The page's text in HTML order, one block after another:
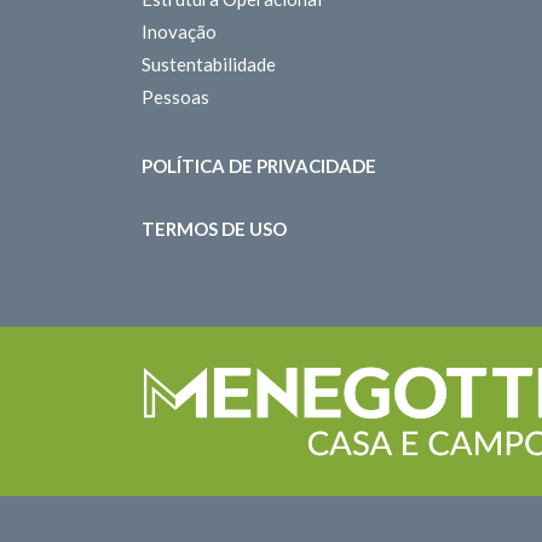
Inovação
Sustentabilidade
Pessoas
POLÍTICA DE PRIVACIDADE
TERMOS DE USO